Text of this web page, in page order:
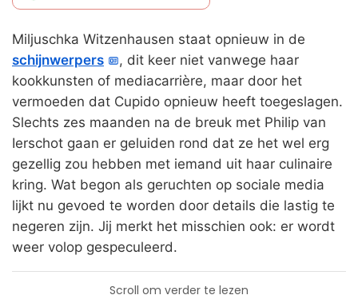
Miljuschka Witzenhausen staat opnieuw in de
schijnwerpers
, dit keer niet vanwege haar
kookkunsten of mediacarrière, maar door het
vermoeden dat Cupido opnieuw heeft toegeslagen.
Slechts zes maanden na de breuk met Philip van
Ierschot gaan er geluiden rond dat ze het wel erg
gezellig zou hebben met iemand uit haar culinaire
kring. Wat begon als geruchten op sociale media
lijkt nu gevoed te worden door details die lastig te
negeren zijn. Jij merkt het misschien ook: er wordt
weer volop gespeculeerd.
Scroll om verder te lezen